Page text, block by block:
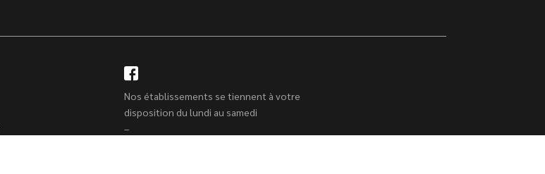
Nos établissements se tiennent à votre
disposition du lundi au samedi
–